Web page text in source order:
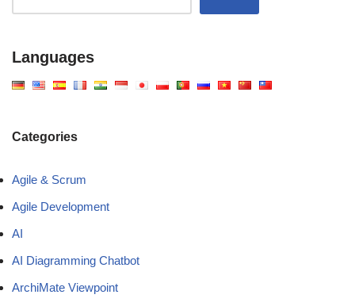
Languages
Categories
Agile & Scrum
Agile Development
AI
AI Diagramming Chatbot
ArchiMate Viewpoint